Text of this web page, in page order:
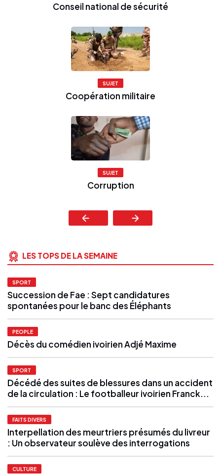
Conseil national de sécurité
SUJET
Coopération militaire
SUJET
Corruption
LES TOPS DE LA SEMAINE
SPORT
Succession de Fae : Sept candidatures
spontanées pour le banc des Éléphants
PEOPLE
Décès du comédien ivoirien Adjé Maxime
SPORT
Décédé des suites de blessures dans un accident
de la circulation : Le footballeur ivoirien Franck...
FAITS DIVERS
Interpellation des meurtriers présumés du livreur
: Un observateur soulève des interrogations
CULTURE